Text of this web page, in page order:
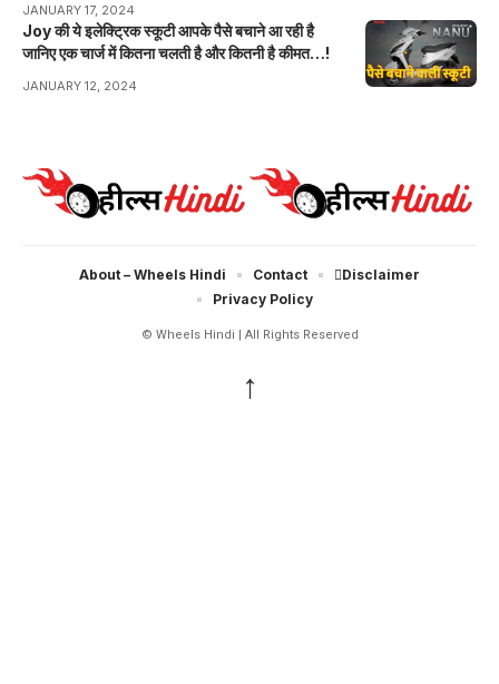
JANUARY 17, 2024
Joy की ये इलेक्ट्रिक स्कूटी आपके पैसे बचाने आ रही है
जानिए एक चार्ज में कितना चलती है और कितनी है कीमत…!
JANUARY 12, 2024
© Wheels Hindi | All Rights Reserved
About – Wheels Hindi Contact
Disclaimer
Privacy Policy
↑